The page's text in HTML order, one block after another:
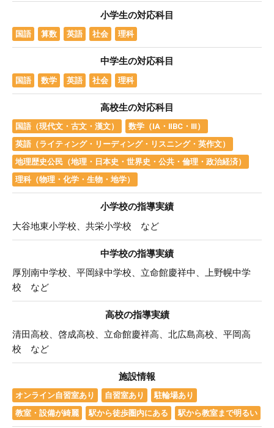
小学生の対応科目
国語 算数 英語 社会 理科
中学生の対応科目
国語 数学 英語 社会 理科
高校生の対応科目
国語（現代文・古文・漢文）
数学（ⅠA・ⅡBC・Ⅲ）
英語（ライティング・リーディング・リスニング・英作文）
地理歴史公民（地理・日本史・世界史・公共・倫理・政治経済）
理科（物理・化学・生物・地学）
小学校の指導実績
大谷地東小学校、共栄小学校 など
中学校の指導実績
厚別南中学校、平岡緑中学校、立命館慶祥中、上野幌中学
校 など
高校の指導実績
清田高校、啓成高校、立命館慶祥高、北広島高校、平岡高
校 など
施設情報
オンライン自習室あり 自習室あり
駐輪場あり
教室・設備が綺麗
駅から徒歩圏内にある 駅から教室まで明るい